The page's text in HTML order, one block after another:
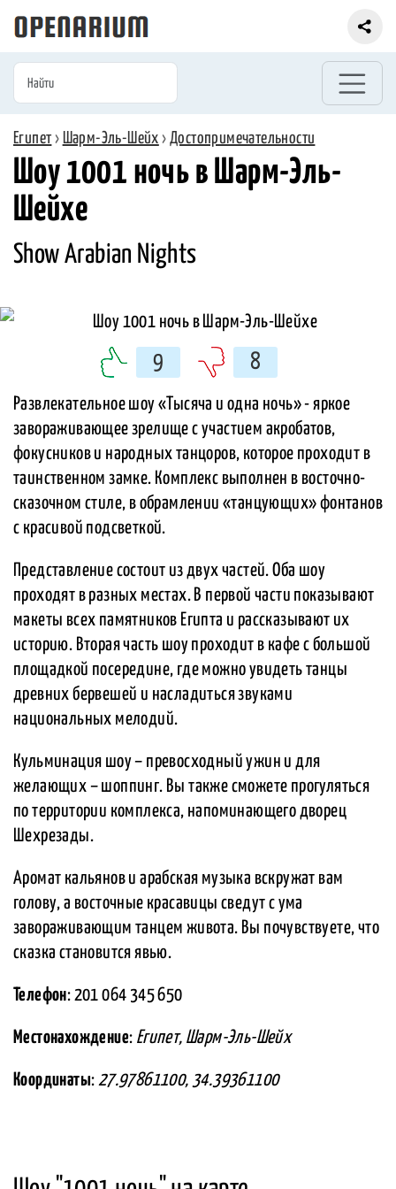
Египет› Шарм-Эль-Шейх ›Достопримечательности
Шоу 1001 ночь в Шарм-Эль-
Шейхе
Show Arabian Nights
9 8
Развлекательное шоу «Тысяча и одна ночь» - яркое
завораживающее зрелище с участием акробатов,
фокусников и народных танцоров, которое проходит в
таинственном замке. Комплекс выполнен в восточно-
сказочном стиле, в обрамлении «танцующих» фонтанов
с красивой подсветкой.
Представление состоит из двух частей. Оба шоу
проходят в разных местах. В первой части показывают
макеты всех памятников Египта и рассказывают их
историю. Вторая часть шоу проходит в кафе с большой
площадкой посередине, где можно увидеть танцы
древних бервешей и насладиться звуками
национальных мелодий.
Кульминация шоу – превосходный ужин и для
желающих – шоппинг. Вы также сможете прогуляться
по территории комплекса, напоминающего дворец
Шехрезады.
Аромат кальянов и арабская музыка вскружат вам
голову, а восточные красавицы сведут с ума
завораживающим танцем живота. Вы почувствуете, что
сказка становится явью.
Телефон: 201 064 345 650
Местонахождение: Египет, Шарм-Эль-Шейх
Координаты: 27.97861100, 34.39361100